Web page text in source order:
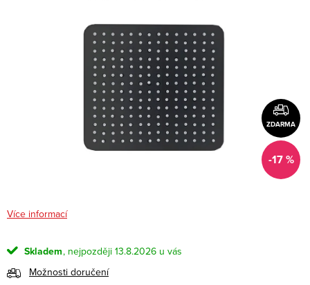
ZDARMA
-17 %
Více informací
Skladem
13.8.2026
Možnosti doručení